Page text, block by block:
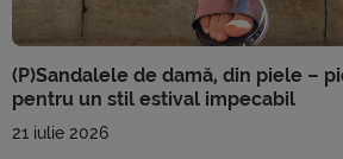
(P)Sandalele de damă, din piele –
pentru un stil estival impecabil
21 iulie 2026